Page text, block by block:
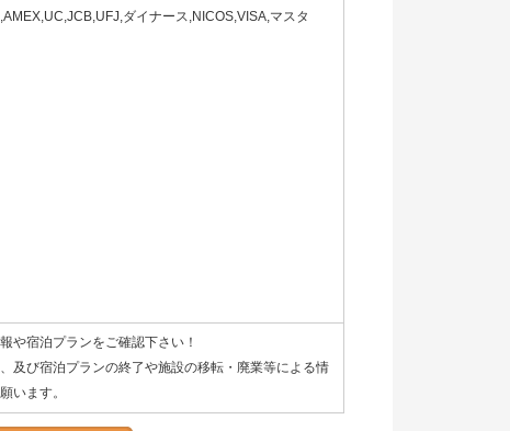
ダイナース,NICOS,VISA,マスタ
や宿泊プランをご確認下さい！
及び宿泊プランの終了や施設の移転・廃業等による情
います。